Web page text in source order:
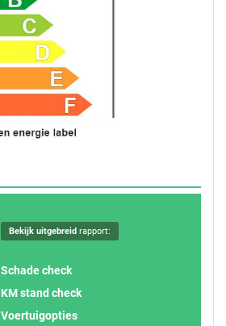
Bekijk uitgebreidrapport:
Schade check
KM stand check
Voertuigopties